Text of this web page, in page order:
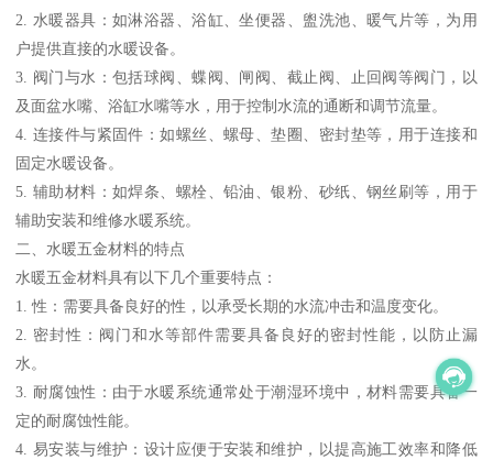
2. 水暖器具：如淋浴器、浴缸、坐便器、盥洗池、暖气片等，为用
户提供直接的水暖设备。
3. 阀门与水：包括球阀、蝶阀、闸阀、截止阀、止回阀等阀门，以
及面盆水嘴、浴缸水嘴等水，用于控制水流的通断和调节流量。
4. 连接件与紧固件：如螺丝、螺母、垫圈、密封垫等，用于连接和
固定水暖设备。
5. 辅助材料：如焊条、螺栓、铅油、银粉、砂纸、钢丝刷等，用于
辅助安装和维修水暖系统。
二、水暖五金材料的特点
水暖五金材料具有以下几个重要特点：
1. 性：需要具备良好的性，以承受长期的水流冲击和温度变化。
2. 密封性：阀门和水等部件需要具备良好的密封性能，以防止漏
水。
3. 耐腐蚀性：由于水暖系统通常处于潮湿环境中，材料需要具备一
定的耐腐蚀性能。
4. 易安装与维护：设计应便于安装和维护，以提高施工效率和降低